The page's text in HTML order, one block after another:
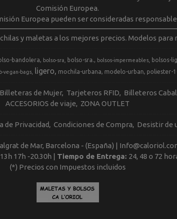
Comisión Europea.
Europea pueden ser consideradas
y maletas a los mejores precios. Modelos
bandolera bolso-sra bolso-sra. bolsos-impermeables bolsos-
vegan-bags ligero mochila-urbana modelo-urban poliester-
Billeteras de Mujer Tarjeteros RFID
Billeteros
ACCESORIOS de viaje ZONA OUTLET
de Privacidad Condiciones de Compra Desistir de
de Mar, Barcelona - (España) |
17h -20.30h | Tiempo de Entrega: 24, 48 o 72
(*) Precios con Impuestos incluidos